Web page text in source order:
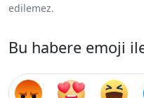
edilemez.
Bu habere emoji